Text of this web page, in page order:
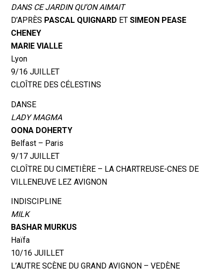
DANS CE JARDIN QU’ON AIMAIT
D’APRÈS PASCAL QUIGNARD ETSIMEON PEASE
CHENEY
MARIE VIALLE
Lyon
9/16 JUILLET
CLOÎTRE DES CÉLESTINS
DANSE
LADY MAGMA
OONA DOHERTY
Belfast – Paris
9/17 JUILLET
CLOÎTRE DU CIMETIÈRE – LA CHARTREUSE-CNES DE
VILLENEUVE LEZ AVIGNON
INDISCIPLINE
MILK
BASHAR MURKUS
Haïfa
10/16 JUILLET
L’AUTRE SCÈNE DU GRAND AVIGNON – VEDÈNE